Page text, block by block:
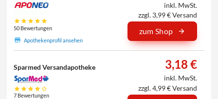
50 Bewertungen
Apothekenprofil ansehen
inkl. MwSt.
zzgl. 3,99 € Versand
zum Shop
Sparmed Versandapotheke
7 Bewertungen
3,18 €
inkl. MwSt.
zzgl. 4,99 € Versand